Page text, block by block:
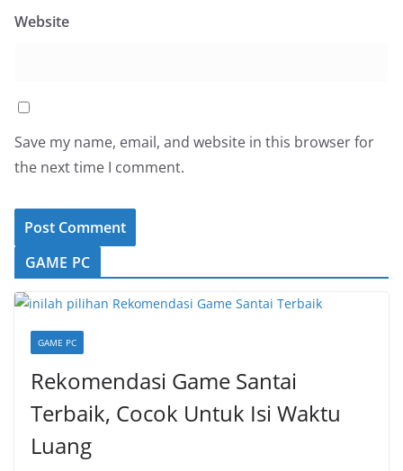
Website
Save my name, email, and website in this browser for
the next time I comment.
GAME PC
GAME PC
Rekomendasi Game Santai
Terbaik, Cocok Untuk Isi Waktu
Luang